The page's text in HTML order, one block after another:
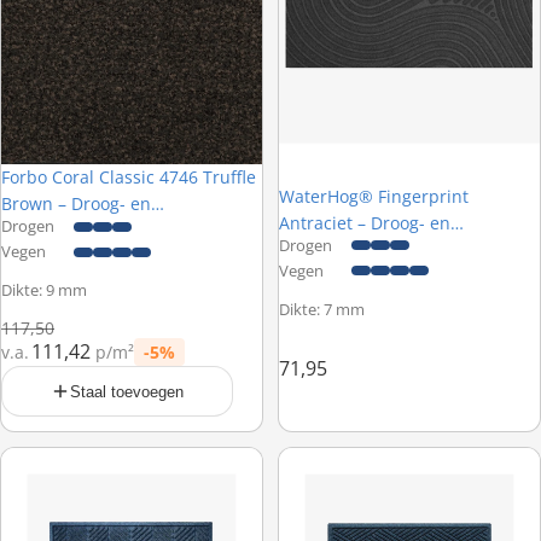
Nieuw
Forbo Coral Classic 4746 Truffle
Brown – Droog- en
schoonloopmat op maat
Drogen
Vegen
Dikte: 9 mm
Normale prijs
117,50
Prijs met korting
v.a. 111,42 p/m² -5%
Staal toevoegen
WaterHog® Fingerprint
Antraciet – Droog- en
schoonloopmat - 55 x 85 cm
Drogen
Vegen
Dikte: 7 mm
71,95
WaterHog® Herringbone Marine Blauw – Droog- en
WaterHog® Diamond Marine